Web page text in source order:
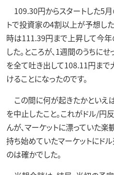
109.30円からスタートした5
トで投資家の4割以上が予想し
時は111.39円まで上昇して今
した。ところが、1週間のうちに
を全て吐き出して108.11円まで
けることになったのです。
この間に何が起きたかといえ
を中止したこと。これがドル/円
んが、マーケットに漂っていた
持ち始めていたマーケットにド
のは確かでした。